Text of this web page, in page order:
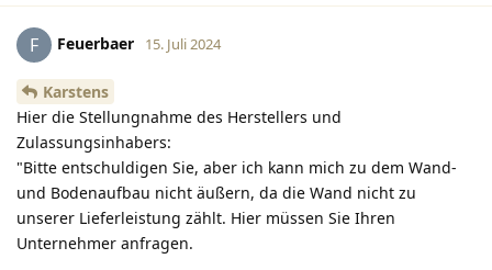
F Feuerbaer 15. Juli 2024
Karstens
Hier die Stellungnahme des Herstellers und
Zulassungsinhabers:
"Bitte entschuldigen Sie, aber ich kann mich zu dem Wand-
und Bodenaufbau nicht äußern, da die Wand nicht zu
unserer Lieferleistung zählt. Hier müssen Sie Ihren
Unternehmer anfragen.